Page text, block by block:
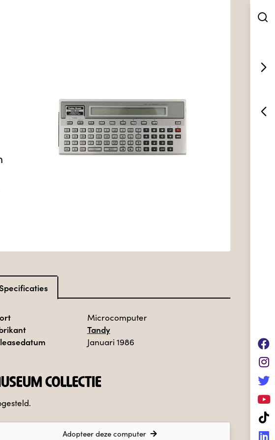
Specificaties
Microcomputer
Tandy
Januari 1986
COLLECTIE
Adopteer deze computer